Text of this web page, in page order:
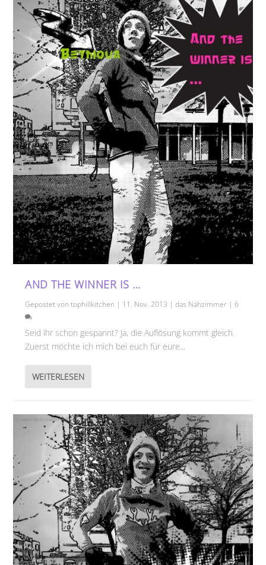
AND THE WINNER IS …
Gepostet vontophillkitchen | 11. Nov. 2013 |das Nähzimmer |6
Seid ihr schon gespannt? Ja, die Auflösung kommt gleich.
Zuerst möchte ich mich bei euch für eure...
WEITERLESEN